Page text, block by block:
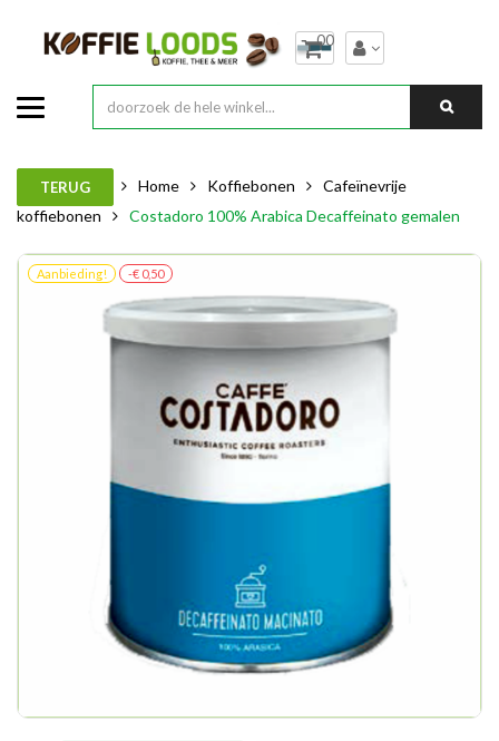
00
TERUG Home Koffiebonen
Cafeïnevrije
koffiebonen
Costadoro 100% Arabica Decaffeinato gemalen
Aanbieding! -€ 0,50